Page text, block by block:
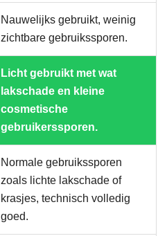
Nauwelijks gebruikt, weinig
zichtbare gebruikssporen.
Licht gebruikt met wat
lakschade en kleine
cosmetische
gebruikerssporen.
Normale gebruikssporen
zoals lichte lakschade of
krasjes, technisch volledig
goed.